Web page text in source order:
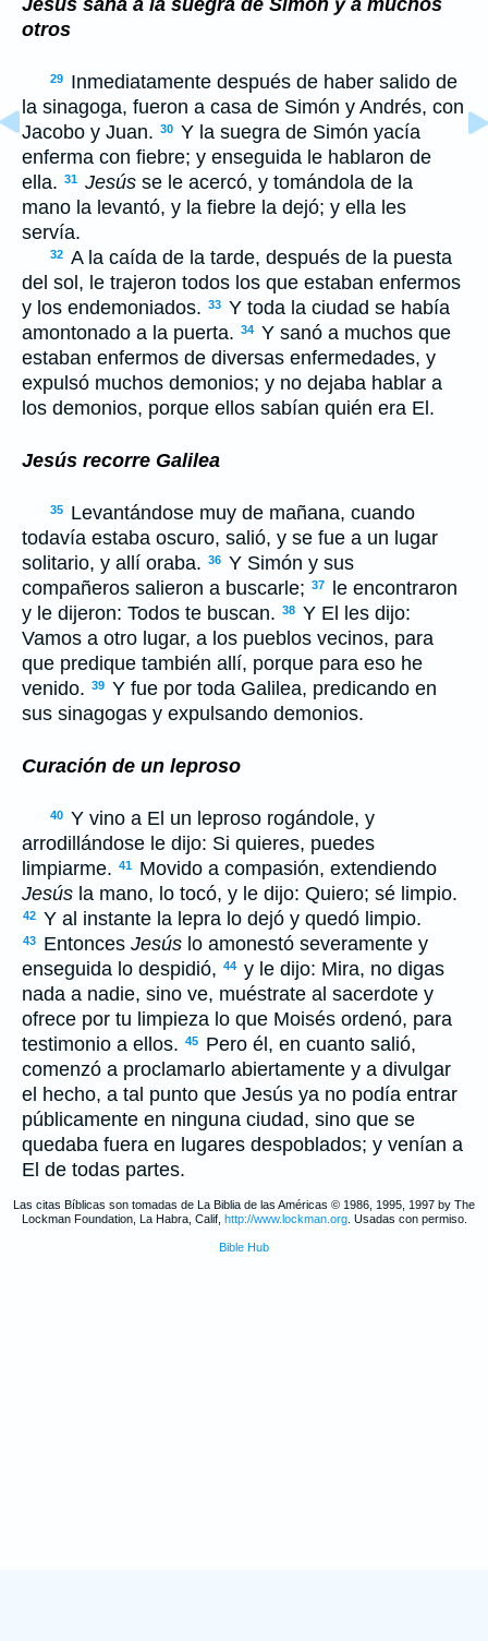
Jesús sana a la suegra de Simón y a muchos
otros
29
Inmediatamente después de haber salido de
la sinagoga, fueron a casa de Simón y Andrés, con
Jacobo y Juan. 30 Y la suegra de Simón yacía
enferma con fiebre; y enseguida le hablaron de
ella. 31 Jesús se le acercó, y tomándola de la
mano la levantó, y la fiebre la dejó; y ella les
servía.
32 A la caída de la tarde, después de la puesta
del sol, le trajeron todos los que estaban enfermos
y los endemoniados. 33 Y toda la ciudad se había
amontonado a la puerta. 34 Y sanó a muchos que
estaban enfermos de diversas enfermedades, y
expulsó muchos demonios; y no dejaba hablar a
los demonios, porque ellos sabían quién era El.
Jesús recorre Galilea
35
Levantándose muy de mañana, cuando
todavía estaba oscuro, salió, y se fue a un lugar
solitario, y allí oraba. 36 Y Simón y sus
compañeros salieron a buscarle; 37
le encontraron
y le dijeron: Todos te buscan. 38 Y El les dijo:
Vamos a otro lugar, a los pueblos vecinos, para
que predique también allí, porque para eso he
venido. 39 Y fue por toda Galilea, predicando en
sus sinagogas y expulsando demonios.
Curación de un leproso
40 Y vino a El un leproso rogándole, y
arrodillándose le dijo: Si quieres, puedes
limpiarme. 41
Movido a compasión, extendiendo
Jesús la mano, lo tocó, y le dijo: Quiero; sé limpio.
42 Y al instante la lepra lo dejó y quedó limpio.
43 Entonces Jesús lo amonestó severamente y
enseguida lo despidió, 44 y le dijo: Mira, no digas
nada a nadie, sino ve, muéstrate al sacerdote y
ofrece por tu limpieza lo que Moisés ordenó, para
testimonio a ellos. 45
Pero él, en cuanto salió,
comenzó a proclamarlo abiertamente y a divulgar
el hecho, a tal punto que Jesús ya no podía entrar
públicamente en ninguna ciudad, sino que se
quedaba fuera en lugares despoblados; y venían a
El de todas partes.
Las citas Bíblicas son tomadas de La Biblia de las Américas © 1986, 1995, 1997 by The
Lockman Foundation, La Habra, Calif, http://www.lockman.org. Usadas con permiso.
Bible Hub